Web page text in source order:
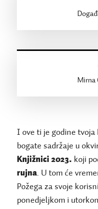
Mirna
I ove ti je godine
bogate sadržaje u
Knjižnici 2023. koji
rujna. U tom će
Požega za svoje
ponedjeljkom i